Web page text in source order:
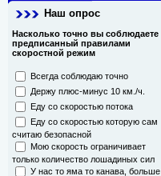
Наш опрос
Насколько точно вы соблюдаете
предписанный правилами
скоростной режим
Всегда соблюдаю точно
Держу плюс-минус 10 км./ч.
Еду со скоростью потока
Еду со скоростью которую сам
считаю безопасной
Мою скорость ограничивает
только количество лошадиных сил
У нас то яма то канава, больше